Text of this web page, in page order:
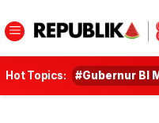
Hot Topics: #Gubernur BI